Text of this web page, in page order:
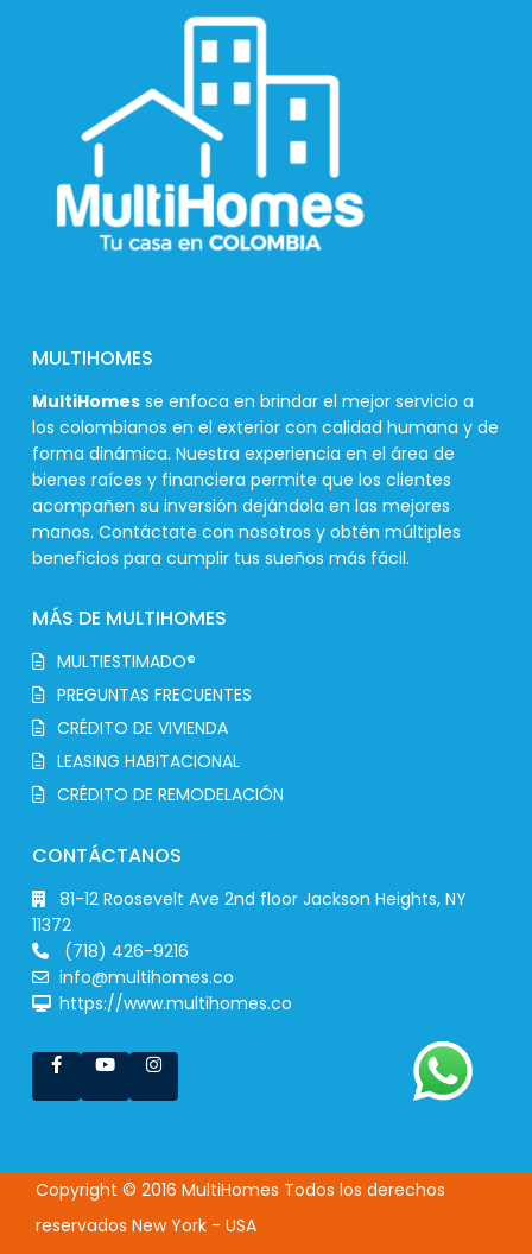
MULTIHOMES
MultiHomes se enfoca en brindar el mejor servicio a
los colombianos en el exterior con calidad humana y de
forma dinámica. Nuestra experiencia en el área de
bienes raíces y financiera permite que los clientes
acompañen su inversión dejándola en las mejores
manos. Contáctate con nosotros y obtén múltiples
beneficios para cumplir tus sueños más fácil.
MÁS DE MULTIHOMES
MULTIESTIMADO®
PREGUNTAS FRECUENTES
CRÉDITO DE VIVIENDA
LEASING HABITACIONAL
CRÉDITO DE REMODELACIÓN
CONTÁCTANOS
81-12 Roosevelt Ave 2nd floor Jackson Heights, NY
11372
(718) 426-9216
info@multihomes.co
https://www.multihomes.co
Copyright © 2016 MultiHomes Todos los derechos
reservados New York - USA